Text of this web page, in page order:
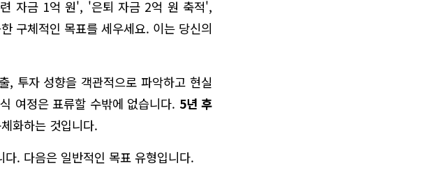
자금 1억 원', '은퇴 자금 2억 원 축적',
구체적인 목표를 세우세요. 이는 당신의
, 투자 성향을 객관적으로 파악하고 현실
여정은 표류할 수밖에 없습니다. 5년 후
화하는 것입니다.
. 다음은 일반적인 목표 유형입니다.